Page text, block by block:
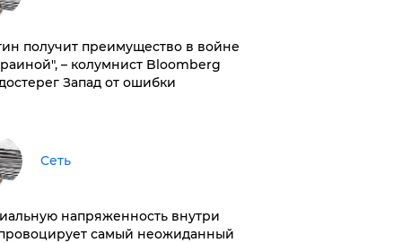
получит преимущество в войне
– колумнист Bloomberg
Запад от ошибки
Сеть
напряженность внутри
самый неожиданный